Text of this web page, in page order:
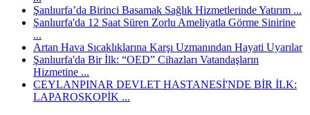
Şanlıurfa’da Birinci Basamak Sağlık Hizmetlerinde Yatırım ...
Şanlıurfa'da 12 Saat Süren Zorlu Ameliyatla Görme Sinirine
...
Artan Hava Sıcaklıklarına Karşı Uzmanından Hayati Uyarılar
Şanlıurfa'da Bir İlk: “OED” Cihazları Vatandaşların
Hizmetine ...
CEYLANPINAR DEVLET HASTANESİ'NDE BİR İLK:
LAPAROSKOPİK ...